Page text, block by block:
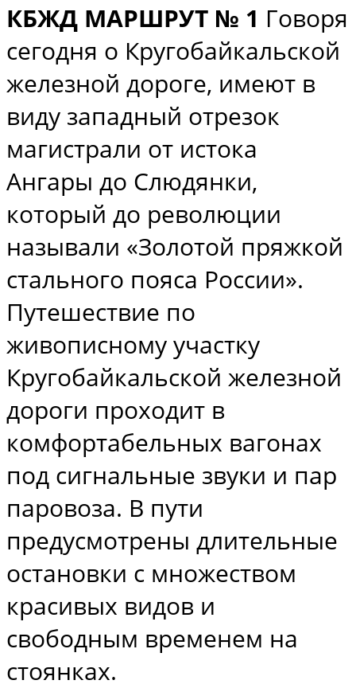
КБЖД МАРШРУТ № 1 Говоря
сегодня о Кругобайкальской
железной дороге, имеют в
виду западный отрезок
магистрали от истока
Ангары до Слюдянки,
который до революции
называли «Золотой пряжкой
стального пояса России».
Путешествие по
живописному участку
Кругобайкальской железной
дороги проходит в
комфортабельных вагонах
под сигнальные звуки и пар
паровоза. В пути
предусмотрены длительные
остановки с множеством
красивых видов и
свободным временем на
стоянках.